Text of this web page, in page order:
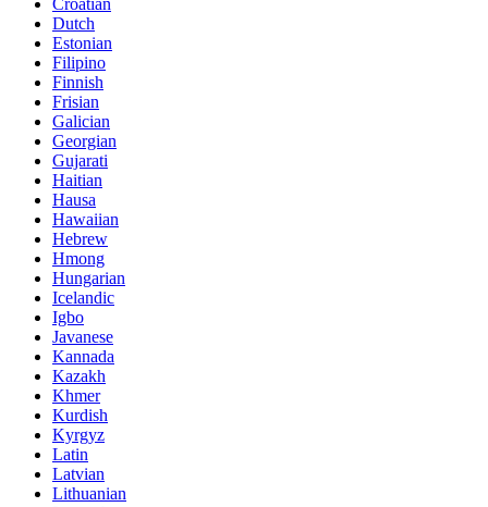
Croatian
Dutch
Estonian
Filipino
Finnish
Frisian
Galician
Georgian
Gujarati
Haitian
Hausa
Hawaiian
Hebrew
Hmong
Hungarian
Icelandic
Igbo
Javanese
Kannada
Kazakh
Khmer
Kurdish
Kyrgyz
Latin
Latvian
Lithuanian